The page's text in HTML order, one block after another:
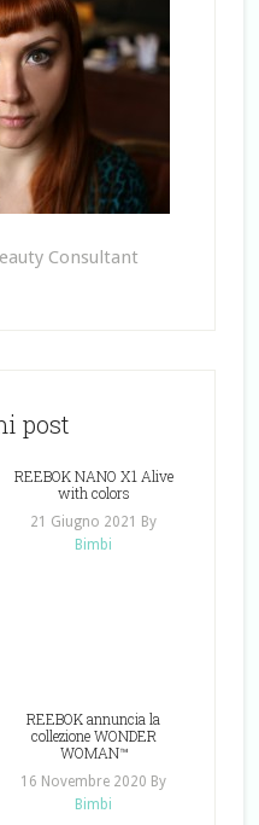
Consultant
post
REEBOK NANO X1 Alive
with colors
21 Giugno 2021
By
Bimbi
REEBOK annuncia la
collezione WONDER
WOMAN™
16 Novembre 2020 By
Bimbi